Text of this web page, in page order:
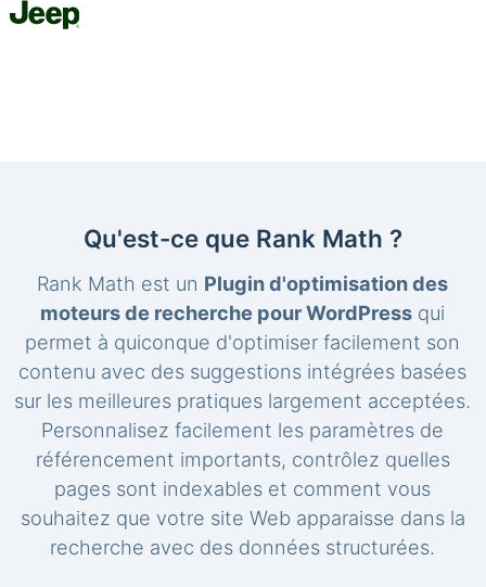
Qu'est-ce que Rank Math ?
Rank Math est un Plugin d'optimisation des
moteurs de recherche pour WordPress qui
permet à quiconque d'optimiser facilement son
contenu avec des suggestions intégrées basées
sur les meilleures pratiques largement acceptées.
Personnalisez facilement les paramètres de
référencement importants, contrôlez quelles
pages sont indexables et comment vous
souhaitez que votre site Web apparaisse dans la
recherche avec des données structurées.